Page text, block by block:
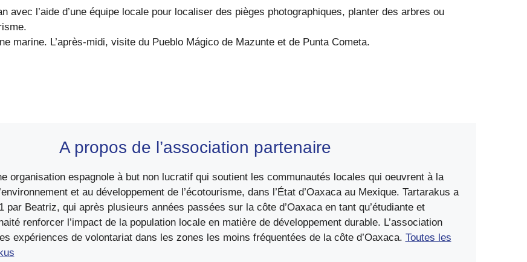
avec l’aide d’une équipe locale pour localiser des pièges photographiques, planter des arbres ou
marine. L’après-midi, visite du Pueblo Mágico de Mazunte et de Punta Cometa.
A propos de l’association partenaire
organisation espagnole à but non lucratif qui soutient les communautés locales qui oeuvrent à la
et au développement de l’écotourisme, dans l’État d’Oaxaca au Mexique. Tartarakus a
par Beatriz, qui après plusieurs années passées sur la côte d’Oaxaca en tant qu’étudiante et
renforcer l’impact de la population locale en matière de développement durable. L’association
expériences de volontariat dans les zones les moins fréquentées de la côte d’Oaxaca. Toutes les